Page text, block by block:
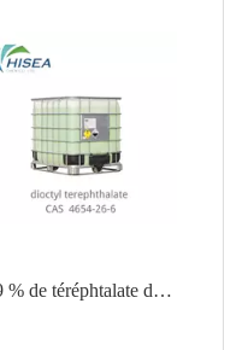
99 % de téréphtalate de dioctyle intermédiaire organique